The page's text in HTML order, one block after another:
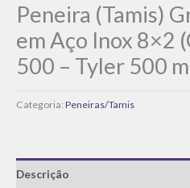
Peneira (Tamis)
em Aço Inox 8×2
500 – Tyler 500
Categoria: Peneiras/Tamis
Descrição